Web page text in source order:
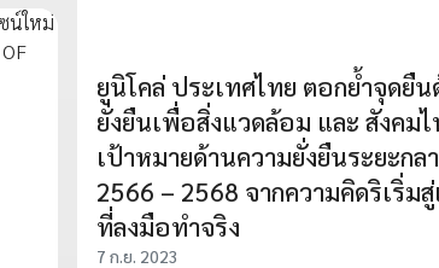
ยูนิโคล่ ประเทศไทย ตอกย้ำจุดยื
ยั่งยืนเพื่อสิ่งแวดล้อม และ สังคมไ
เป้าหมายด้านความยั่งยืนระยะกล
2566 – 2568 จากความคิดริเริ่ม
ที่ลงมือทำจริง
7 ก.ย. 2023